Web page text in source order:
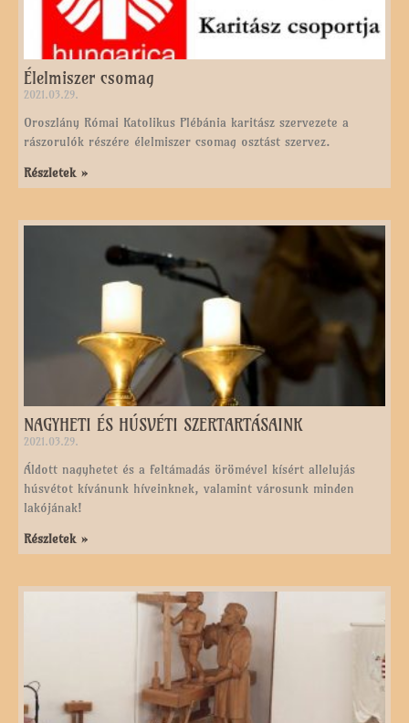
Élelmiszer csomag
2021.03.29.
Oroszlány Római Katolikus Plébánia karitász szervezete a
rászorulók részére élelmiszer csomag osztást szervez.
Részletek »
NAGYHETI ÉS HÚSVÉTI SZERTARTÁSAINK
2021.03.29.
Áldott nagyhetet és a feltámadás örömével kísért allelujás
húsvétot kívánunk híveinknek, valamint városunk minden
lakójának!
Részletek »